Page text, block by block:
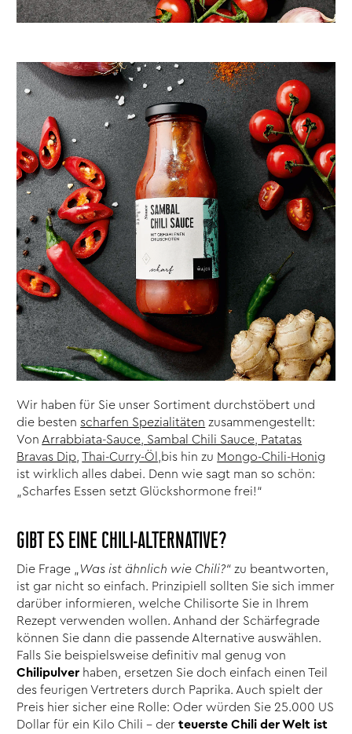
Wir haben für Sie unser Sortiment durchstöbert und
die besten scharfen Spezialitäten zusammengestellt:
Von Arrabbiata-Sauce Sambal Chili Sauce
Patatas
Bravas Dip ,Thai-Curry-Öl, bis hin zu Mongo-Chili-Honig
ist wirklich alles dabei. Denn wie sagt man so schön:
„Scharfes Essen setzt Glückshormone frei!“
GIBT ES EINE CHILI-ALTERNATIVE?
Die Frage „ Was ist ähnlich wie Chili?“ zu beantworten,
ist gar nicht so einfach. Prinzipiell sollten Sie sich immer
darüber informieren, welche Chilisorte Sie in Ihrem
Rezept verwenden wollen. Anhand der Schärfegrade
können Sie dann die passende Alternative auswählen.
Falls Sie beispielsweise definitiv mal genug von
Chilipulver haben, ersetzen Sie doch einfach einen Teil
des feurigen Vertreters durch Paprika. Auch spielt der
Preis hier sicher eine Rolle: Oder würden Sie 25.000 US
Dollar für ein Kilo Chili – derteuerste Chili der Welt ist